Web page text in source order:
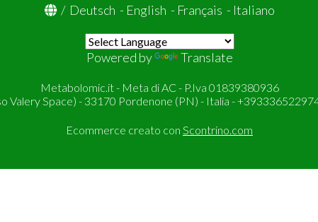
/ Deutsch - English - Français - Italiano
Powered by Translate
Metabolomic.it - Meta di AC - P.Iva 01839380936
Valery Space) - 33170 Pordenone (PN) - Italia -
Ecommerce creato con Scontrino.com